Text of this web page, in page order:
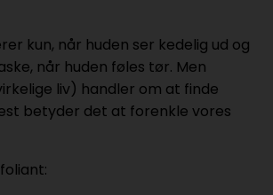
kun, når huden ser kedelig ud og
når huden føles tør. Men
liv) handler om at finde
betyder det at forenkle vores